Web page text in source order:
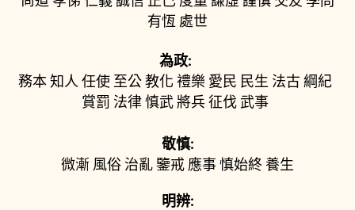
有恆 處世
為政:
務本知人 任使 至公教化 禮樂 愛民 民生 法古 綱紀
賞罰 法律慎武將兵征伐 武事
敬慎:
微漸 風俗 治亂鑒戒 應事慎始終養生
明辨: